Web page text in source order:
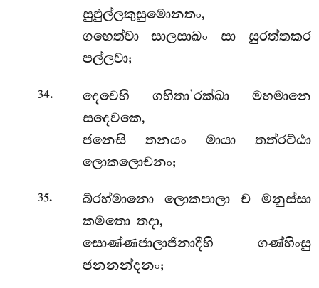
සුඵුල්ලකුසුමොනතං,
ගහෙත්වා සාලසාඛං සා සුරත්තකර
පල්ලවා;
34.
දෙවෙහි ගහිතා’රක්ඛා මහමානෙ
සදෙවකෙ,
ජනෙසි තනයං මායා තත්රට්ඨා
ලොකලොචනං;
35.
බ්රහ්මානො ලොකපාලා ච මනුස්සා
කමතො තදා,
සොණ්ණජාලාජිනාදීහි ගණ්හිංසු
ජනනන්දනං;